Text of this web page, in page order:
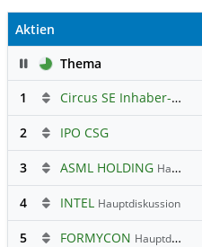
Aktien
PauseThema
1
Circus SE Inhaber-Akt
2 IPO CSG
3 ASML HOLDING Hauptdiskussion
4 INTEL Hauptdiskussion
5 FORMYCON Hauptdiskussion